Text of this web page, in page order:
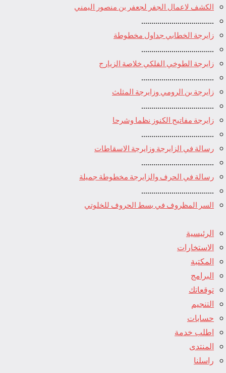
الكشف لاعمال الجفر لجعفر بن منصور اليمني
زايرجة الخطابي جداول مخطوطة
زايرجة الطوخي الفلكي خلاصة الزيارج
زايرجة بن الرومي وزايرجة المثلث
زايرجة مفاتيح الكنوز نظما وشرحا
رسالة في الزايرجة وزايرجة الاسقاطات
رسالة في الحرف والزايرجة مخطوطة جميلة
السر المظروف في بسط الحروف للخلوتي
الرئيسية
الاستخارات
المكتبة
البرامج
توقعاتك
التنجيم
حسابات
اطلب خدمة
المنتدى
راسلنا